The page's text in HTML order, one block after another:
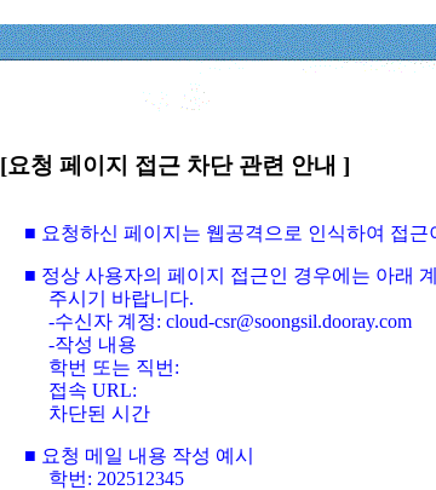
[요청 페이지 접근 차단 관련 안내 ]
■ 요청하신 페이지는 웹공격으로 인식하여 접근
■ 정상 사용자의 페이지 접근인 경우에는 아래
주시기 바랍니다.
-수신자 계정: cloud-csr@soongsil.dooray.com
-작성 내용
학번 또는 직번:
접속 URL:
차단된 시간
■ 요청 메일 내용 작성 예시
학번: 202512345